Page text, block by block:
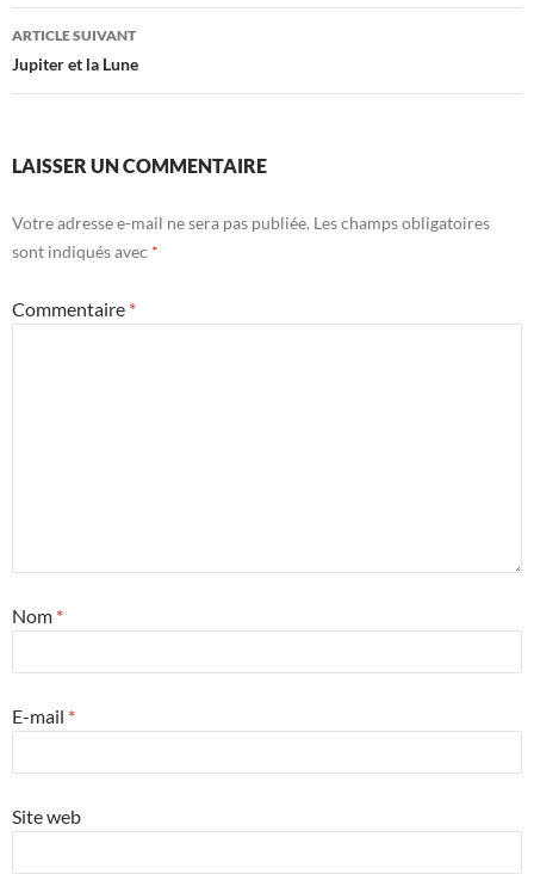
articles
ARTICLE SUIVANT
Jupiter et la Lune
LAISSER UN COMMENTAIRE
Votre adresse e-mail ne sera pas publiée. Les champs obligatoires
sont indiqués avec *
Commentaire *
Nom *
E-mail *
Site web